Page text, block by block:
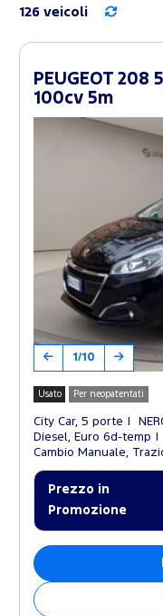
126 veicoli
PEUGEOT
100cv 5m
1/10
Usato Per neopatentati
City Car, 5 porte
Diesel, Euro 6d-temp
Cambio Manuale,
Prezzo in
Promozione